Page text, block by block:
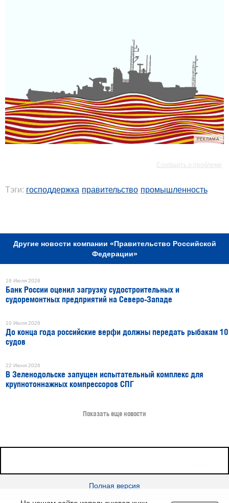
РЕКЛАМА
Сообщить о проблеме
Тэги: господдержка правительство промышленность
Другие новости компании «Правительство Российской
Федерации»
16 Июля 2026
Банк России оценил загрузку судостроительных и
судоремонтных предприятий на Северо-Западе
10 Июля 2026
До конца года российские верфи должны передать рыбакам 10
судов
22 Июня 2026
В Зеленодольске запущен испытательный комплекс для
крупнотоннажных компрессоров СПГ
Показать еще новости
Полная версия